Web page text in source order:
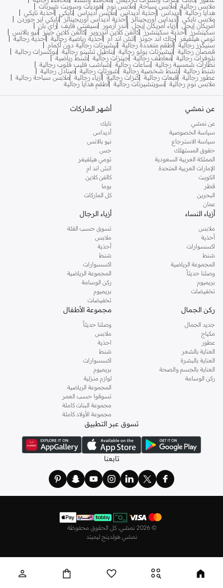
ملابس رجالية ملابس سباحة ملابس نوم
هوديات وسويت شيرتات
هدايا رجالية أديداس أحذية أديداس ملابس أديداس نايكي أحذبة نايكي
ملابس نايكي أديداس أوريجينالز أحذية أديداس أوريجينالز
نايكي اير جوردن
أمريكان إيجل أزياء أمريكان إيجل أندر آرمور سيفنتي فايف راي بان
سكيتشرز
أحذية سكيتشرز كالفن كلاين اندروير كالفن كلاين جينز
نيو بالانس
تومي هيلفيغر
جاك اند جونز اتش اند ام أحذية رياضية رجالية أحذية رجالية
سنيكرز رجالية أطقم متعددة رجالية تيشيرتات رجالية دون أكمام
قمصان رجالية تيشيرتات بولو رجالية بناطيل تشينو رجالية بوكسرات رجالية
بلوفرات رجالية معاطف رجالية جينزات رجالية
شنط رياضية
نظارات شمسية رجالية
ساعات رجالية
شباشب فليب فلوب رجالية
شنط رجالية
شنط شخصية رجالية شورتات رجالية صنادل رجالية
عطور رجالية
قبعات رجالية كنزات رجالية أزياء رجالية ملابس سباحة رجالية
ملابس نوم رجالية
سويتشيرتات رجالية أطقم هدايا رجالية
عن نمشي
عن نمشي
سياسة الخصوصية
سياسة الاسترجاع
حقوق المستهلك
المملكة العربية السعودية
الإمارات العربية المتحدة
الكويت
قطر
البحرين
عمان
أشهر الماركات
نايك
أديداس
نيو بالانس
جس
تومي هيلفيغر
اتش اند ام
كالفن كلاين
بوما
كل الماركات
أزياء النساء
ملابس
أحذية
اكسسوارات
شنط
المجموعة الرياضية
وصلنا حديثاً
بريميوم
تخفيضات
أزياء الرجال
تسوق حسب الفئة
ملابس
أحذية
شنط
اكسسوارات
المجموعة الرياضية
ركن الوسامة
بريميوم
تخفيضات
ركن الجمال
جديد الجمال
مكياج
عطور
العناية بالشعر
العناية بالبشرة
العناية بالجسم والصحة
ركن الوسامة
مجموعة الأطفال
وصلنا حديثاً
ملابس
احذية
شنط
اكسسوارات
بريميوم
لوازم منزلية
المجموعة الرياضية
تسوقوا حسب العمر
مجموعة البنات كاملة
مجموعة الأولاد كاملة
تسوق عبر التطبيق
تابعنا
© 2026 نمشي. كل الحقوق محفوظة
نمشي هولدينج ليميتد